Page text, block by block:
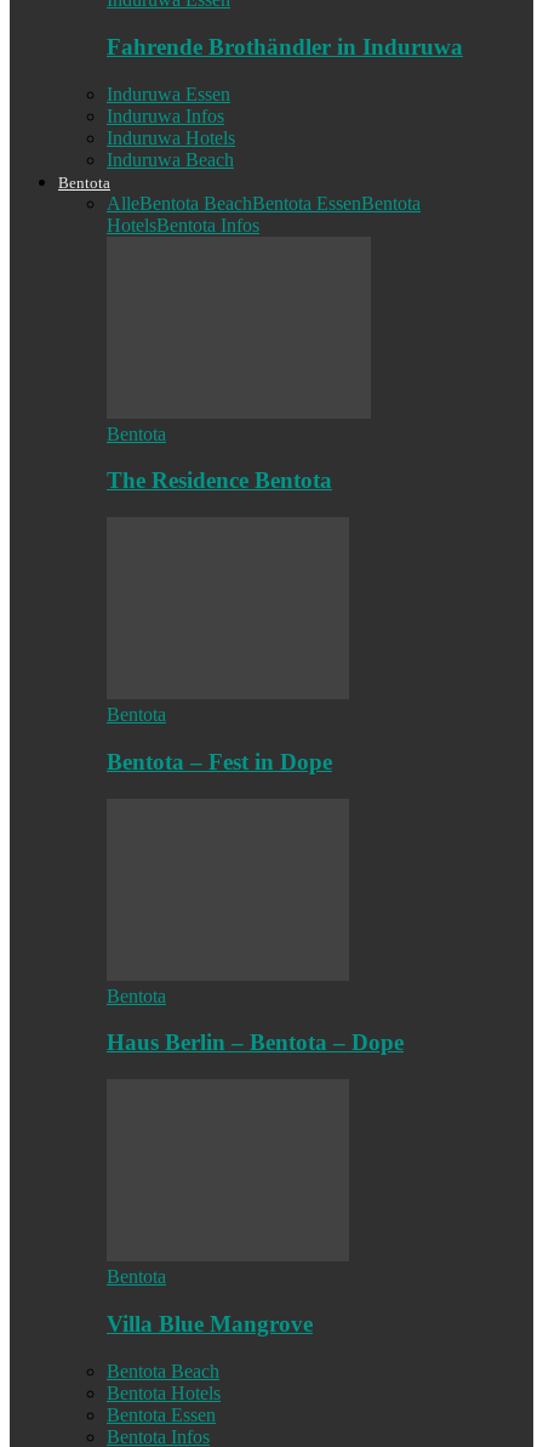
Fahrende Brothändler in Induruwa
Induruwa Essen
Induruwa Infos
Induruwa Hotels
Induruwa Beach
Bentota
AlleBentota BeachBentota EssenBentota
HotelsBentota Infos
Bentota
The Residence Bentota
Bentota
Bentota – Fest in Dope
Bentota
Haus Berlin – Bentota – Dope
Bentota
Villa Blue Mangrove
Bentota Beach
Bentota Hotels
Bentota Essen
Bentota Infos